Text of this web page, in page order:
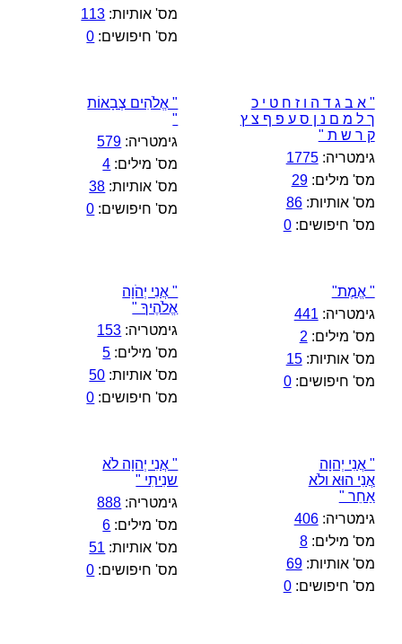
מס' אותיות: 113
מס' חיפושים: 0
" א ב ג ד ה ו ז ח ט י כ
ך ל מ ם נ ן ס ע פ ף צ ץ
ק ר ש ת "
גימטריה:1775
מס' מילים:29
מס' אותיות:86
מס' חיפושים:0
" אֱלֹהִים צְבָאוֹת
"
גימטריה: 579
מס' מילים: 4
מס' אותיות: 38
מס' חיפושים: 0
" אֱמֶת"
גימטריה: 441
מס' מילים: 2
מס' אותיות:15
מס' חיפושים:0
" אֲנִי יְהֹוָה
אֱלֹהֶיךָ "
גימטריה: 153
מס' מילים: 5
מס' אותיות: 50
מס' חיפושים: 0
" אֲנִי יְהוָה
אֲנִי הוּא ולֹא
אַחֵר "
גימטריה:406
מס' מילים:8
מס' אותיות:69
מס' חיפושים:0
" אֲנִי יְהוָה לֹא
שנִיתִי "
גימטריה: 888
מס' מילים: 6
מס' אותיות: 51
מס' חיפושים: 0